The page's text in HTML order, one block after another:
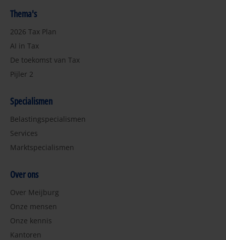
Thema's
2026 Tax Plan
AI in Tax
De toekomst van Tax
Pijler 2
Specialismen
Belastingspecialismen
Services
Marktspecialismen
Over ons
Over Meijburg
Onze mensen
Onze kennis
Kantoren